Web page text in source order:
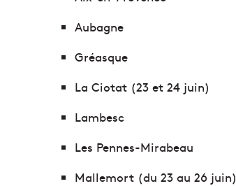
Aubagne
Gréasque
La Ciotat (23 et 24 juin)
Lambesc
Les Pennes-Mirabeau
Mallemort (du 23 au 26 juin)